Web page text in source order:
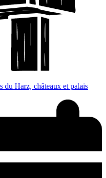
du Harz, châteaux et palais